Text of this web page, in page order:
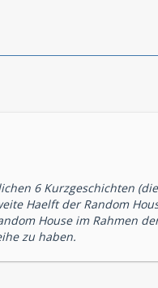
6 Kurzgeschichten
Haelft der Random
House im Rahmen
zu haben.